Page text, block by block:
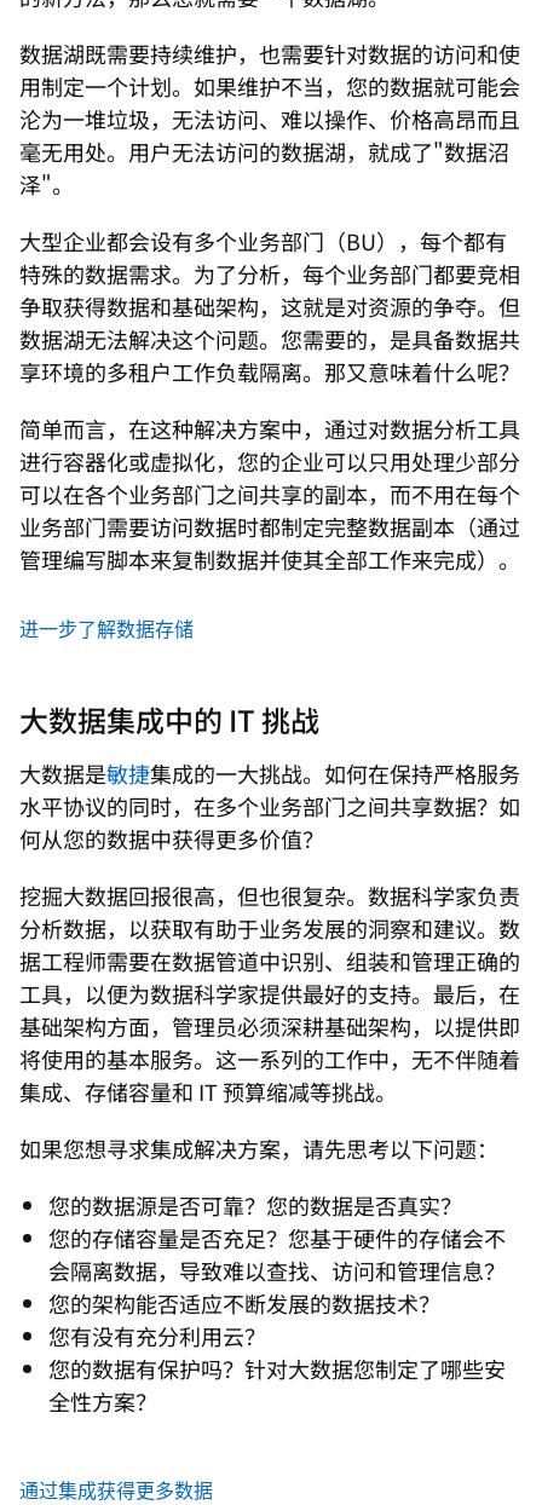
数据湖既需要持续维护，也需要针对数据的访问和使
用制定一个计划。如果维护不当，您的数据就可能会
沦为一堆垃圾，无法访问、难以操作、价格高昂而且
毫无用处。用户无法访问的数据湖，就成了"数据沼
泽"。
大型企业都会设有多个业务部门（BU），每个都有
特殊的数据需求。为了分析，每个业务部门都要竞相
争取获得数据和基础架构，这就是对资源的争夺。但
数据湖无法解决这个问题。您需要的，是具备数据共
享环境的多租户工作负载隔离。那又意味着什么呢？
简单而言，在这种解决方案中，通过对数据分析工具
进行容器化或虚拟化，您的企业可以只用处理少部分
可以在各个业务部门之间共享的副本，而不用在每个
业务部门需要访问数据时都制定完整数据副本（通过
管理编写脚本来复制数据并使其全部工作来完成）。
进一步了解数据存储
大数据集成中的 IT 挑战
大数据是敏捷集成的一大挑战。如何在保持严格服务
水平协议的同时，在多个业务部门之间共享数据？如
何从您的数据中获得更多价值？
挖掘大数据回报很高，但也很复杂。数据科学家负责
分析数据，以获取有助于业务发展的洞察和建议。数
据工程师需要在数据管道中识别、组装和管理正确的
工具，以便为数据科学家提供最好的支持。最后，在
基础架构方面，管理员必须深耕基础架构，以提供即
将使用的基本服务。这一系列的工作中，无不伴随着
集成、存储容量和 IT 预算缩减等挑战。
如果您想寻求集成解决方案，请先思考以下问题：
您的数据源是否可靠？您的数据是否真实？
您的存储容量是否充足？您基于硬件的存储会不
会隔离数据，导致难以查找、访问和管理信息？
您的架构能否适应不断发展的数据技术？
您有没有充分利用云？
您的数据有保护吗？针对大数据您制定了哪些安
全性方案？
通过集成获得更多数据